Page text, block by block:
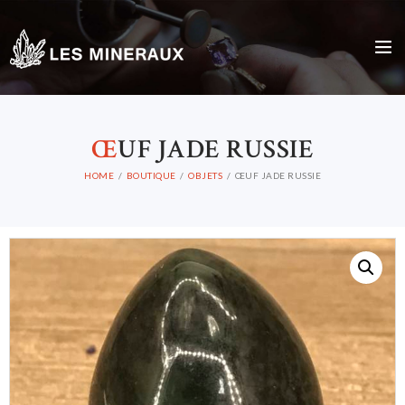
ŒUF JADE RUSSIE
HOME BOUTIQUE OBJETS ŒUF JADE RUSSIE